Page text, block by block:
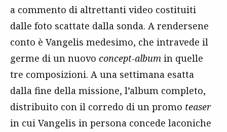
a commento di altrettanti video costituiti
dalle foto scattate dalla sonda. A rendersene
conto è Vangelis medesimo, che intravede il
germe di un nuovo concept-album in quelle
tre composizioni. A una settimana esatta
dalla fine della missione, l’album completo,
distribuito con il corredo di un promo teaser
in cui Vangelis in persona concede laconiche